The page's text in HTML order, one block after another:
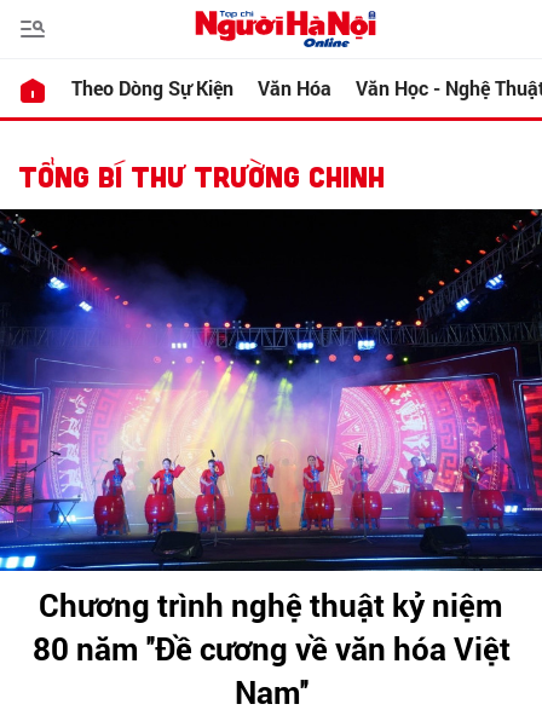
Theo Dòng Sự Kiện Văn Hóa Văn Học - Nghệ
TỔNG BÍ THƯ TRƯỜNG CHINH
Chương trình nghệ thuật kỷ niệm
80 năm ''Đề cương về văn hóa Việt
Nam''